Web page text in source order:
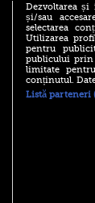
(P) Descoperă
Evenimentelor
cu Transilvania
(P) Raku,
Dezvoltarea și
și/sau
selectarea
Utilizarea
pentru
publicului prin
limitate
conținutul.
Listă parteneri